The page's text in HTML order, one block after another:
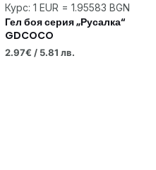
Курс: 1 EUR = 1.95583 BGN
Гел боя серия „Русалка“
GDCOCO
2.97€ / 5.81 лв.